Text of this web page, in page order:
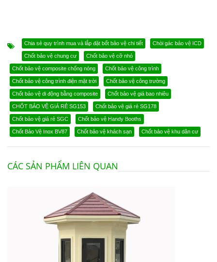
Chia sẻ quy trình mua và lắp đặt bốt bảo vệ chi tiết Chòi gác bảo vệ ICD
Chốt bảo vệ chung cư Chốt bảo vệ cỡ nhỏ
Chốt bảo vệ composite chống nóng Chốt bảo vệ công trình
Chốt bảo vệ công trình điện mặt trời Chốt bảo vệ công trường
Chốt bảo vệ di động bằng composite Chốt bảo vệ giá bao nhiêu
CHỐT BẢO VỆ GIÁ RẺ SG153 Chốt bảo vệ giá rẻ SG178
Chốt bảo vệ giá rẻ SGC Chốt bảo vệ Handy Booths
Chốt Bảo Vệ Inox BV87 Chốt bảo vệ khách sạn Chốt bảo vệ khu dân cư
CÁC SẢN PHẨM LIÊN QUAN